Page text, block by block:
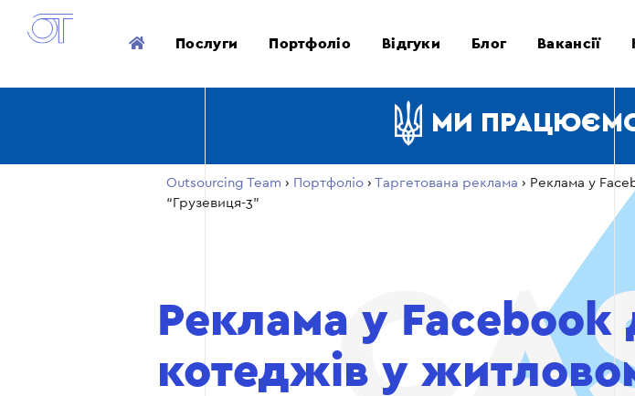
Послуги Портфоліо Відгуки Блог Вакансії
МИ
Outsourcing Team › Портфоліо › Таргетована реклама › Реклама у
“Грузевиця-3”
Реклама у
котеджів у